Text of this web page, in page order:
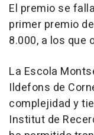
El premio se
primer premio
8.000, a los que
La Escola
Ildefons de
complejidad y
Institut de